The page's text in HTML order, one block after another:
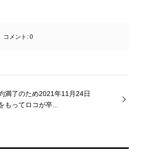
コメント: 0
満了のため2021年11月24日
もってロコが卒...